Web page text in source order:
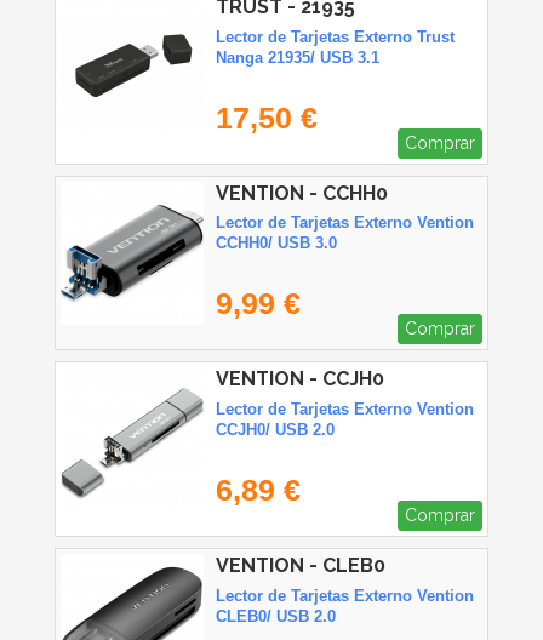
TRUST - 21935
Lector de Tarjetas Externo Trust
Nanga 21935/ USB 3.1
17,50 €
Comprar
VENTION - CCHH0
Lector de Tarjetas Externo Vention
CCHH0/ USB 3.0
9,99 €
Comprar
VENTION - CCJH0
Lector de Tarjetas Externo Vention
CCJH0/ USB 2.0
6,89 €
Comprar
VENTION - CLEB0
Lector de Tarjetas Externo Vention
CLEB0/ USB 2.0